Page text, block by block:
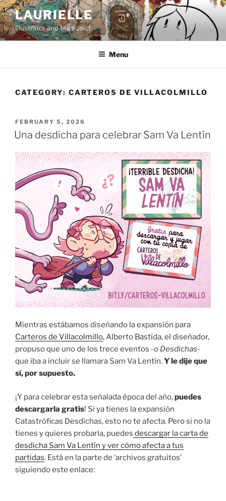
Skip
to
content
LAURIELLE
Illustrator and tea addict
Menu
CATEGORY: CARTEROS DE VILLACOLMILLO
POSTED
ON
FEBRUARY 5, 2026
Una desdicha para celebrar Sam Va Lentín
Mientras estábamos diseñando la expansión para
Carteros de Villacolmillo, Alberto Bastida, el diseñador,
propuso que uno de los trece eventos -o Desdichas-
que iba a incluir se llamara Sam Va Lentín.Y le dije que
sí, por supuesto.
¡Y para celebrar esta señalada época del año,puedes
descargarla gratis! Si ya tienes la expansión
Catastróficas Desdichas, esto no te afecta. Pero si no la
tienes y quieres probarla, puedes descargar la carta de
desdicha Sam Va Lentín y ver cómo afecta a tus
partidas. Está en la parte de ‘archivos gratuitos’
siguiendo este enlace: